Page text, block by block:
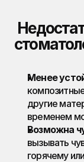
Менее
другие
временем
Возможна
вызывать
горячему